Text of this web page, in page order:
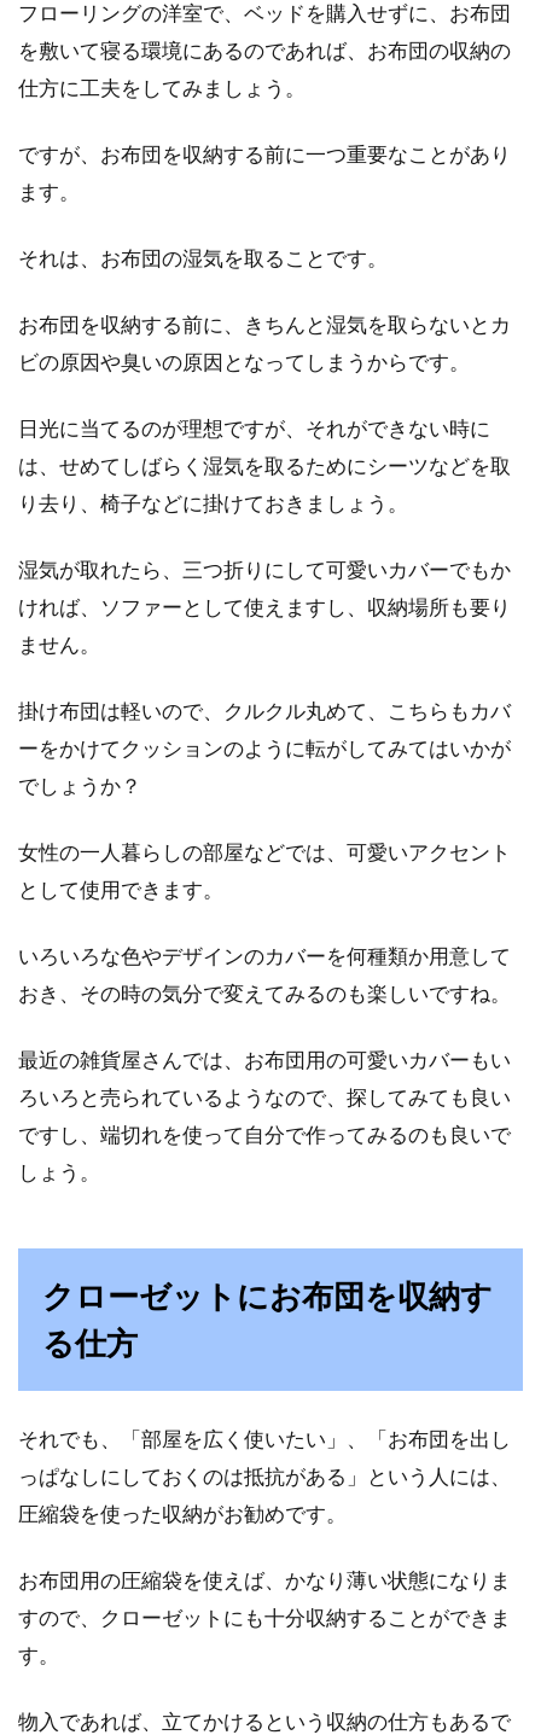
お布団のダニ除去って？布団用ノズ
ルを使った掃除機のかけ方
お布団にいるダニって気になりますよね。とく
掛け布団と毛布がずれるのはな
ぜ！？その理由と防止方法は？
掛け布団と毛布をしっかり掛けて寝たはずなの
に、寝ているうちになんだか寒いなーと思うこ
とはありませんか...
布団乾燥機でダニは退治できる！？
お布団に潜んでいるダニは32万匹とも言われて
起こす...
最近は、畳のないお家も増えてきましたね。昔
は、畳の上にお布団を敷いて寝るのが一般的で
教えて！カラーボックスや寝具のカ
やテレビ台として...
背中が痛いことがある？
寝るときのアイテムは、お布団とベッドの他
っていますか？...
い粉の正体と人体への影響
フローリングの洋室で、ベッドを購入せずに、お布団
を敷いて寝る環境にあるのであれば、お布団の収納の
仕方に工夫をしてみましょう。
ですが、お布団を収納する前に一つ重要なことがあり
ます。
それは、お布団の湿気を取ることです。
お布団を収納する前に、きちんと湿気を取らないとカ
ビの原因や臭いの原因となってしまうからです。
日光に当てるのが理想ですが、それができない時に
は、せめてしばらく湿気を取るためにシーツなどを取
り去り、椅子などに掛けておきましょう。
湿気が取れたら、三つ折りにして可愛いカバーでもか
ければ、ソファーとして使えますし、収納場所も要り
ません。
掛け布団は軽いので、クルクル丸めて、こちらもカバ
ーをかけてクッションのように転がしてみてはいかが
でしょうか？
女性の一人暮らしの部屋などでは、可愛いアクセント
として使用できます。
いろいろな色やデザインのカバーを何種類か用意して
おき、その時の気分で変えてみるのも楽しいですね。
最近の雑貨屋さんでは、お布団用の可愛いカバーもい
ろいろと売られているようなので、探してみても良い
ですし、端切れを使って自分で作ってみるのも良いで
しょう。
クローゼットにお布団を収納す
る仕方
それでも、「部屋を広く使いたい」、「お布団を出し
っぱなしにしておくのは抵抗がある」という人には、
圧縮袋を使った収納がお勧めです。
お布団用の圧縮袋を使えば、かなり薄い状態になりま
すので、クローゼットにも十分収納することができま
す。
物入であれば、立てかけるという収納の仕方もあるで